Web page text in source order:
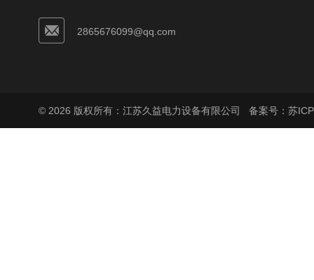
2865676099@qq.com
© 2026 版权所有：江苏久益电力设备有限公司 备案号：苏